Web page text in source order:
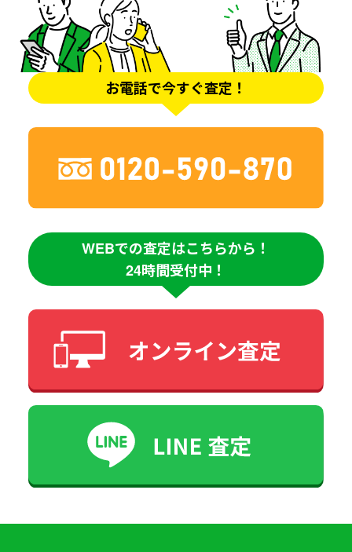
お電話で今すぐ査定！
WEBでの査定はこちらから！
24時間受付中！